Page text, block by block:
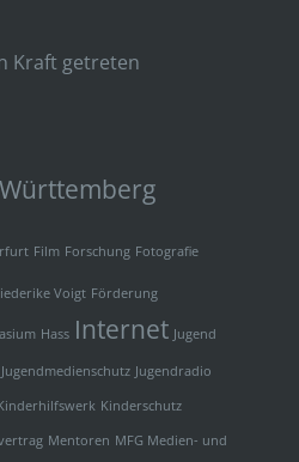
Kraft getreten
Film Forschung Fotografie
Voigt Förderung
Hass Internet Jugend
Jugendmedienschutz Jugendradio
Kinderschutz
Mentoren MFG Medien- und